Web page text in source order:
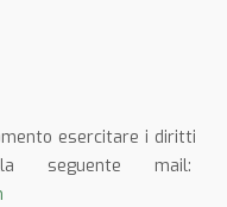
esercitare i diritti
seguente mail: